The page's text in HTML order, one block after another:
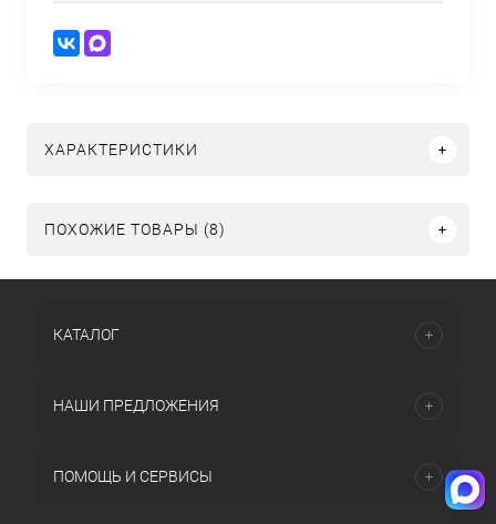
ХАРАКТЕРИСТИКИ
ПОХОЖИЕ ТОВАРЫ (8)
КАТАЛОГ
НАШИ ПРЕДЛОЖЕНИЯ
ПОМОЩЬ И СЕРВИСЫ